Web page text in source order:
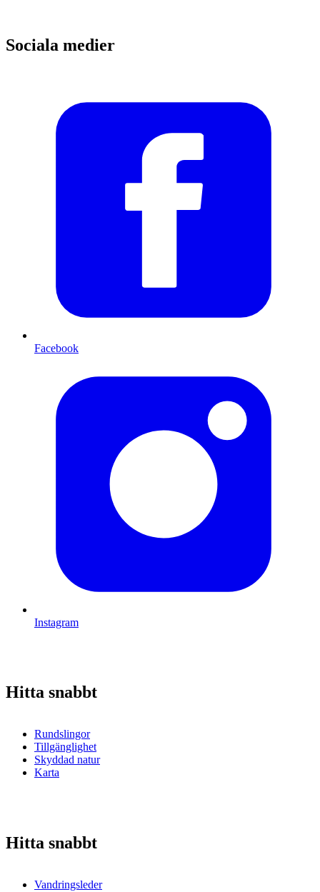
Sociala medier
Facebook
Instagram
Hitta snabbt
Rundslingor
Tillgänglighet
Skyddad natur
Karta
Hitta snabbt
Vandringsleder